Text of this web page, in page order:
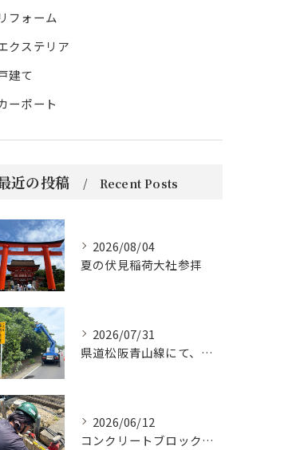
リフォーム
クステリア
建て
ーポート
近の投稿 Recent Posts
2026/08/04
夏の伏見稲荷大社参拝
2026/07/31
県道松阪青山線にて、支障木の伐採作業を行いました🌲
2026/06/12
コンクリートブロックの設置工事です。